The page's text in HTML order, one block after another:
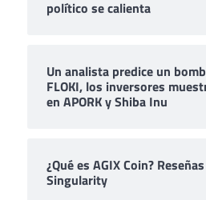
político se calienta
Un analista predice un
FLOKI, los inversores
en APORK y Shiba Inu
¿Qué es AGIX Coin?
Singularity